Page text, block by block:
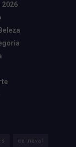
2026
carnaval